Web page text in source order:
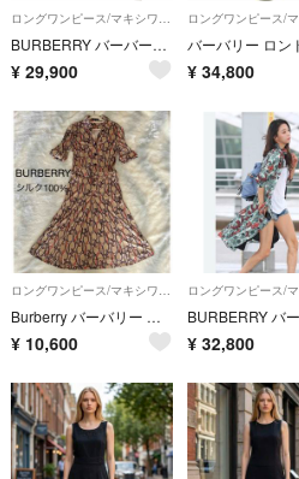
ロングワンピース/マキシワンピース
BURBERRY バーバーリー ホースフェリープリント シャツワンピース
¥ 29,900 ¥ 34,800
ロングワンピース/マキシワンピース
Burberry バーバリー シルク100% ワンピース38サイズ 美品
¥ 10,600 ¥ 32,800